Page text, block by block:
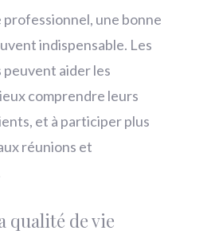
professionnel, une bonne
indispensable. Les
peuvent aider les
comprendre leurs
et à participer plus
réunions et
qualité de vie